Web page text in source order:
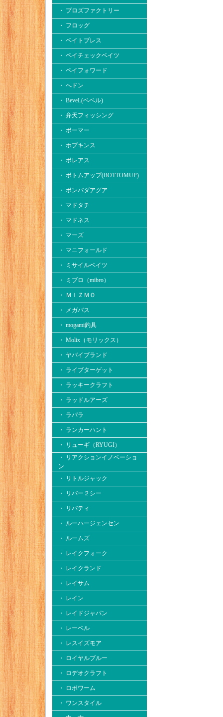
・ プロズファクトリー
・ フロッグ
・ ベイトブレス
・ ペイチェックベイツ
・ ペイフォワード
・ へドン
・ BeveL(ベベル)
・ 弁天フィッシング
・ ボーマー
・ ホプキンス
・ ボレアス
・ ボトムアップ(BOTTOMUP)
・ ボンバダアグア
・ マドタチ
・ マドネス
・ マーズ
・ マニフォールド
・ ミサイルベイツ
・ ミブロ（mibro）
・ ＭＩＺＭＯ
・ メガバス
・ mogami釣具
・ Molix（モリックス）
・ ヤバイブランド
・ ライブターゲット
・ ラッキークラフト
・ ラッドルアーズ
・ ラパラ
・ ランカーハント
・ リューギ（RYUGI）
・ リアクションイノベーショ
ン
・ リトルジャック
・ リバー２シー
・ リバティ
・ ルーハージェンセン
・ ルームズ
・ レイクフォーク
・ レイクランド
・ レイサム
・ レイン
・ レイドジャパン
・ レーベル
・ レスイズモア
・ ロイヤルブルー
・ ロデオクラフト
・ ロボワーム
・ ワンスタイル